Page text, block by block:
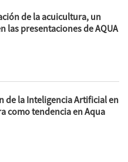
de la acuicultura, un
las presentaciones de AQUA
de la Inteligencia Artificial en
como tendencia en Aqua